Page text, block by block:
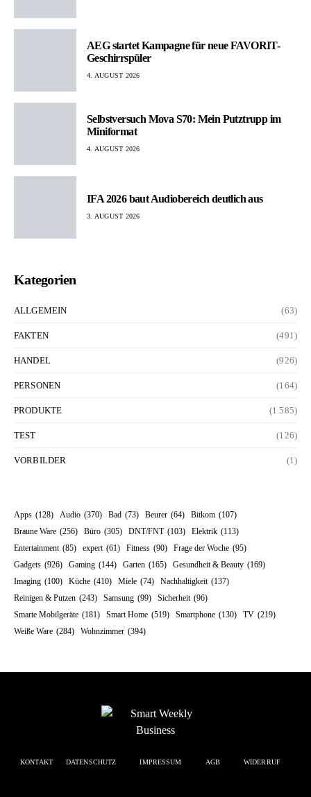
AEG startet Kampagne für neue FAVORIT-
Geschirrspüler
4. AUGUST 2026
Selbstversuch Mova S70: Mein Putztrupp im
Miniformat
4. AUGUST 2026
IFA 2026 baut Audiobereich deutlich aus
3. AUGUST 2026
Kategorien
ALLGEMEIN (63)
FAKTEN (491)
HANDEL (926)
PERSONEN (164)
PRODUKTE (1.585)
TEST (126)
VORBILDER (1)
Apps (128) Audio (370) Bad (73) Beurer (64) Bitkom (107)
Braune Ware (256) Büro (305) DNT/FNT (103) Elektrik (113)
Entertainment (85) expert (61) Fitness (90) Frage der Woche (95)
Gadgets (926) Gaming (144) Garten (165) Gesundheit & Beauty (169)
Imaging (100) Küche (410) Miele (74) Nachhaltigkeit (137)
Reinigen & Putzen (243) Samsung (99) Sicherheit (96)
Smarte Mobilgeräte (181) Smart Home (519) Smartphone (130) TV (219)
Weiße Ware (284) Wohnzimmer (394)
KONTAKT DATENSCHUTZ IMPRESSUM AGB WIDERRUF